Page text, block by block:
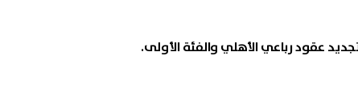
عقود رباعي الأهلي والفئة الأولى.